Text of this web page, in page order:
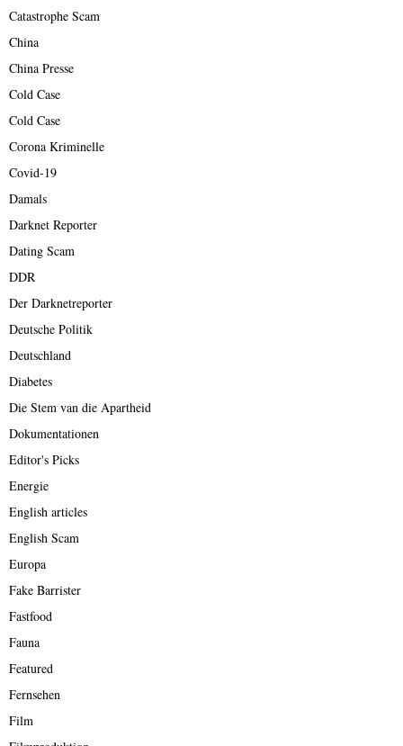
Catastrophe Scam
China
China Presse
Cold Case
Cold Case
Corona Kriminelle
Covid-19
Damals
Darknet Reporter
Dating Scam
DDR
Der Darknetreporter
Deutsche Politik
Deutschland
Diabetes
Die Stem van die Apartheid
Dokumentationen
Editor's Picks
Energie
English articles
English Scam
Europa
Fake Barrister
Fastfood
Fauna
Featured
Fernsehen
Film